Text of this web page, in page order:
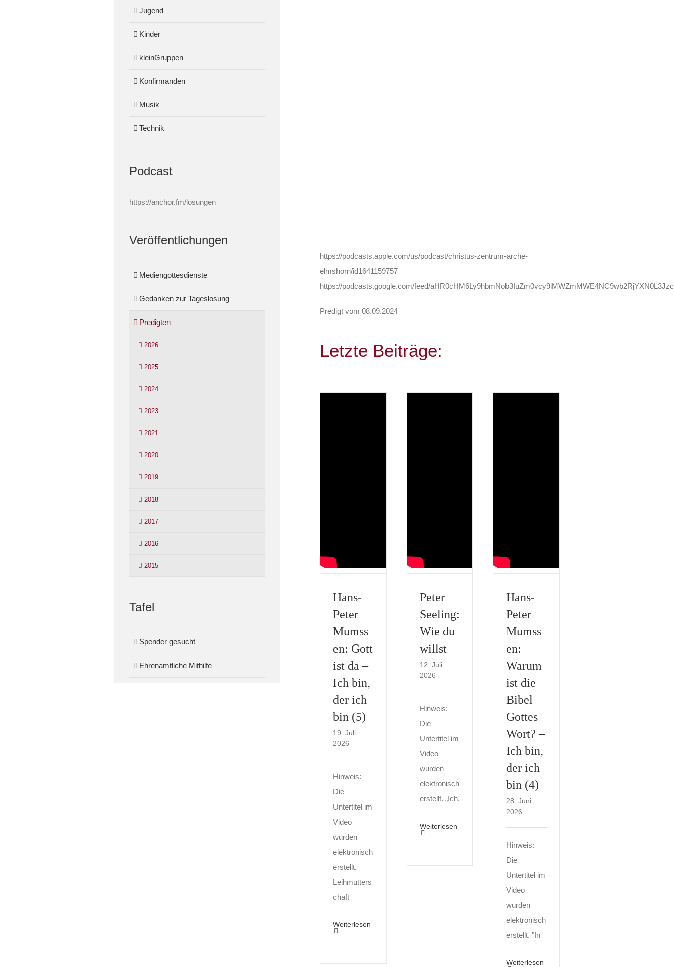
https://podcasts.apple.com/us/podcast/christus-zentrum-arche-
elmshorn/id1641159757
https://podcasts.google.com/feed/
Predigt vom 08.09.2024
Letzte Beiträge:
Hans-
Peter
Mumss
en: Gott
ist da –
Ich bin,
der ich
bin (5)
19. Juli
2026
Hinweis:
Die
Untertitel im
Video
wurden
elektronisch
erstellt.
Leihmutters
chaft
Weiterlesen
Peter
Seeling:
Wie du
willst
12. Juli
2026
Hinweis:
Die
Untertitel im
Video
wurden
elektronisch
erstellt. „Ich,
Weiterlesen
Hans-
Peter
Mumss
en:
Warum
ist die
Bibel
Gottes
Wort? –
Ich bin,
der ich
bin (4)
28. Juni
2026
Hinweis:
Die
Untertitel im
Video
wurden
elektronisch
erstellt. "In
Weiterlesen
Jugend
Kinder
kleinGruppen
Konfirmanden
Musik
Technik
Podcast
https://anchor.fm/losungen
Veröffentlichungen
Mediengottesdienste
Gedanken zur Tageslosung
Predigten
2026
2025
2024
2023
2021
2020
2019
2018
2017
2016
2015
Tafel
Spender gesucht
Ehrenamtliche Mithilfe